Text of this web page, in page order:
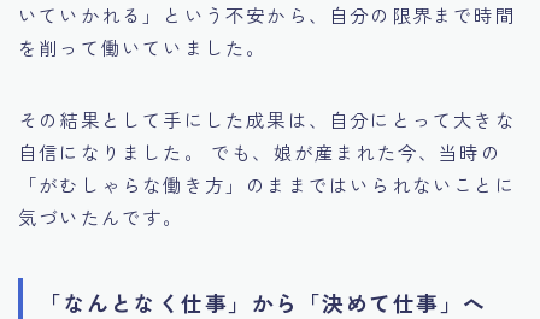
いていかれる」という不安から、自分の限界まで時間
を削って働いていました。
その結果として手にした成果は、自分にとって大きな
自信になりました。 でも、娘が産まれた今、当時の
「がむしゃらな働き方」のままではいられないことに
気づいたんです。
「なんとなく仕事」から「決めて仕事」へ